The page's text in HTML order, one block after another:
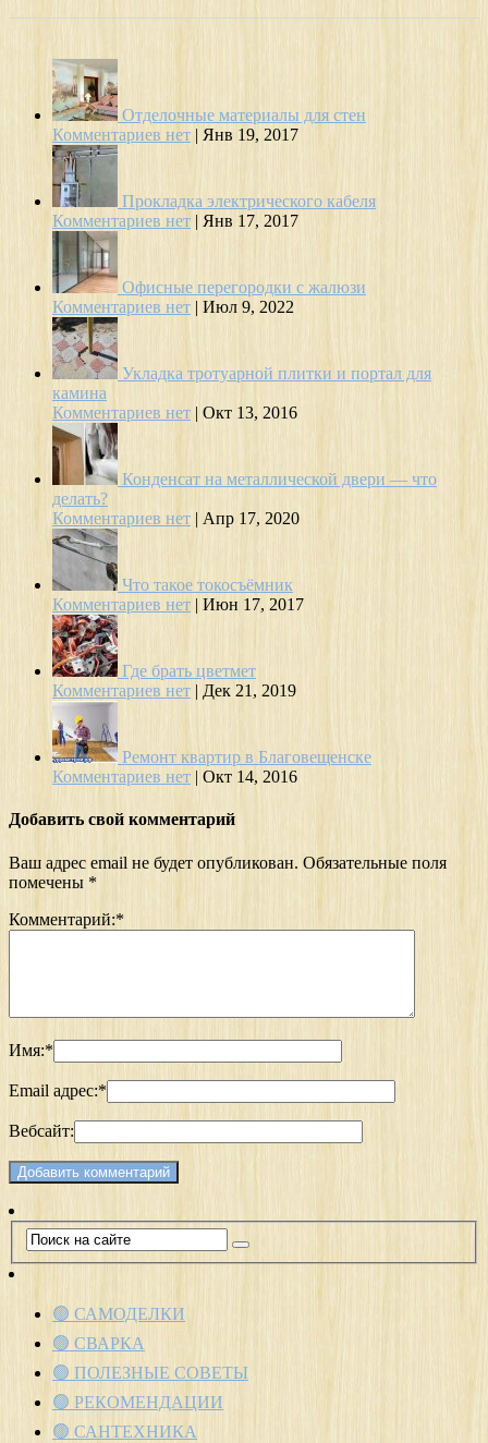
Отделочные материалы для стен
Комментариев нет | Янв 19, 2017
Прокладка электрического кабеля
Комментариев нет | Янв 17, 2017
Офисные перегородки с жалюзи
Комментариев нет | Июл 9, 2022
Укладка тротуарной плитки и портал для
камина
Комментариев нет | Окт 13, 2016
Конденсат на металлической двери — что
делать?
Комментариев нет | Апр 17, 2020
Что такое токосъёмник
Комментариев нет | Июн 17, 2017
Где брать цветмет
Комментариев нет | Дек 21, 2019
Ремонт квартир в Благовещенске
Комментариев нет | Окт 14, 2016
Добавить свой комментарий
Ваш адрес email не будет опубликован. Обязательные поля
помечены *
Комментарий:*
Имя:*
Email адрес:*
Вебсайт:
🟢 САМОДЕЛКИ
🟢 СВАРКА
🟢 ПОЛЕЗНЫЕ СОВЕТЫ
🟢 РЕКОМЕНДАЦИИ
🟢 САНТЕХНИКА